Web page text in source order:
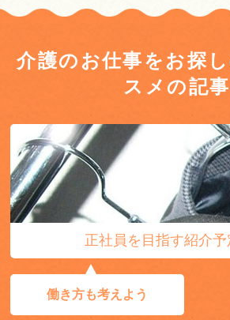
介護のお仕事をお探
スメの記事
正社員を目指す紹介予
働き方も考えよう